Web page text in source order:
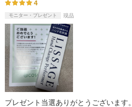
4
モニター・プレゼント 現品
プレゼント当選ありがとうございます。